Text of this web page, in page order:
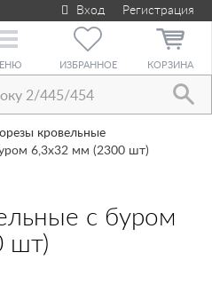
Вход Регистрация
Toggle
ИЗБРАННОЕ КОРЗИНА
кровельные
6,3х32 мм (2300 шт)
с буром
шт)